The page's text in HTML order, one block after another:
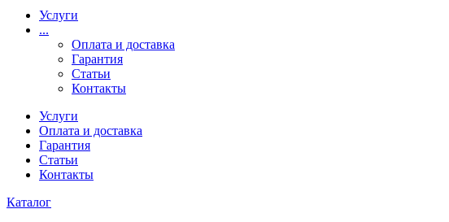
Услуги
...
Оплата и доставка
Гарантия
Статьи
Контакты
Услуги
Оплата и доставка
Гарантия
Статьи
Контакты
Каталог